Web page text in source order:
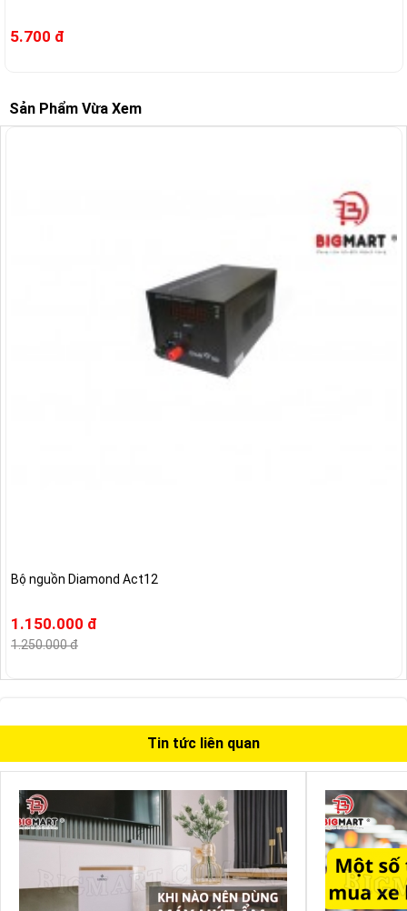
5.700 đ
Sản Phẩm Vừa Xem
Bộ nguồn Diamond Act12
1.150.000 đ
1.250.000 đ
Tin tức liên quan